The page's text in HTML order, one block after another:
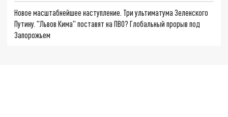
Новое масштабнейшее наступление. Три ультиматума Зеленского
Путину. "Львов Кима" поставят на ПВО? Глобальный прорыв под
Запорожьем